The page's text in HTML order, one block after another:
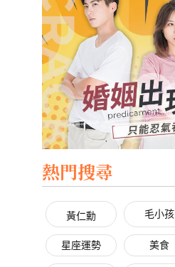
熱門搜尋
黃仁勳 毛小孩
星座運勢 美食